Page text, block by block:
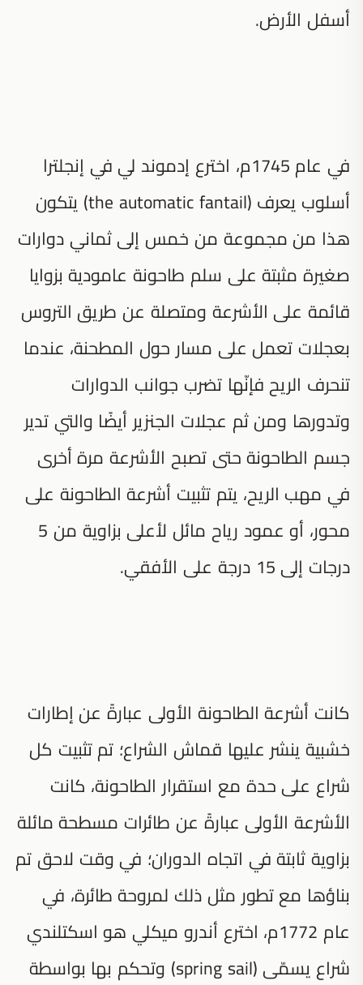
أسفل الأرض.
في عام 1745م، اخترع إدموند لي في إنجلترا
أسلوب يعرف (the automatic fantail) يتكون
هذا من مجموعة من خمس إلى ثماني دوارات
صغيرة مثبتة على سلم طاحونة عامودية بزوايا
قائمة على الأشرعة ومتصلة عن طريق التروس
بعجلات تعمل على مسار حول المطحنة، عندما
تنحرف الريح فإنّها تضرب جوانب الدوارات
وتدورها ومن ثم عجلات الجنزير أيضًا والتي تدير
جسم الطاحونة حتى تصبح الأشرعة مرة أخرى
في مهب الريح، يتم تثبيت أشرعة الطاحونة على
محور، أو عمود رياح مائل لأعلى بزاوية من 5
درجات إلى 15 درجة على الأفقي.
كانت أشرعة الطاحونة الأولى عبارةً عن إطارات
خشبية ينشر عليها قماش الشراع؛ تم تثبيت كل
شراع على حدة مع استقرار الطاحونة، كانت
الأشرعة الأولى عبارةً عن طائرات مسطحة مائلة
بزاوية ثابتة في اتجاه الدوران؛ في وقت لاحق تم
بناؤها مع تطور مثل ذلك لمروحة طائرة، في
عام 1772م، اخترع أندرو ميكلي هو اسكتلندي
شراع يسمّى (spring sail) وتحكم بها بواسطة